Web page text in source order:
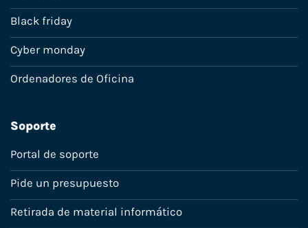
Black friday
Cyber monday
Ordenadores de Oficina
Soporte
Portal de soporte
Pide un presupuesto
Retirada de material informático